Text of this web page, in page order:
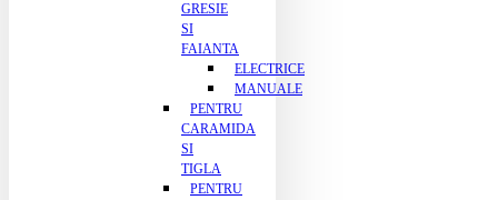
GRESIE
SI
FAIANTA
ELECTRICE
MANUALE
PENTRU
CARAMIDA
SI
TIGLA
PENTRU